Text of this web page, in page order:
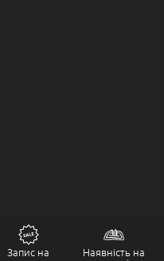
Запис на Наявність на